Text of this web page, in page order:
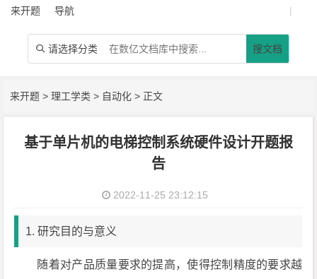
来开题 导航 |
 请选择分类 搜文档
来开题 >理工学类 > 自动化 > 正文
基于单片机的电梯控制系统硬件设计开题报
告
2022-11-25 23:12:15
1. 研究目的与意义
随着对产品质量要求的提高，使得控制精度的要求越